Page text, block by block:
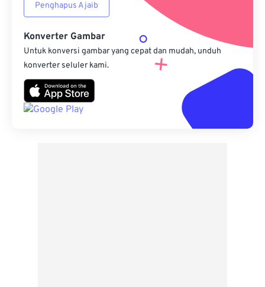
Penghapus Ajaib
Konverter Gambar
Untuk konversi gambar yang cepat dan mudah, unduh
konverter seluler kami.